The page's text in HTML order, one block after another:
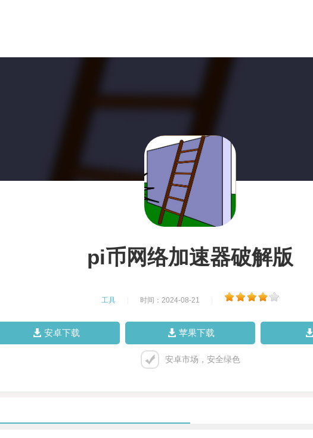
pi币网络加速器破解版
工具 时间：2024-08-21
安卓下载 苹果下载
安卓市场，安全绿色